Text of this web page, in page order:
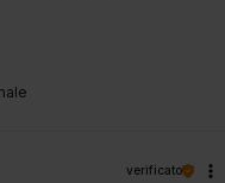
verificato